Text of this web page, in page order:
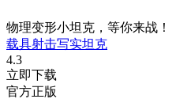
物理变形小坦克，等你来战！
载具射击写实坦克
4.3
立即下载
官方正版